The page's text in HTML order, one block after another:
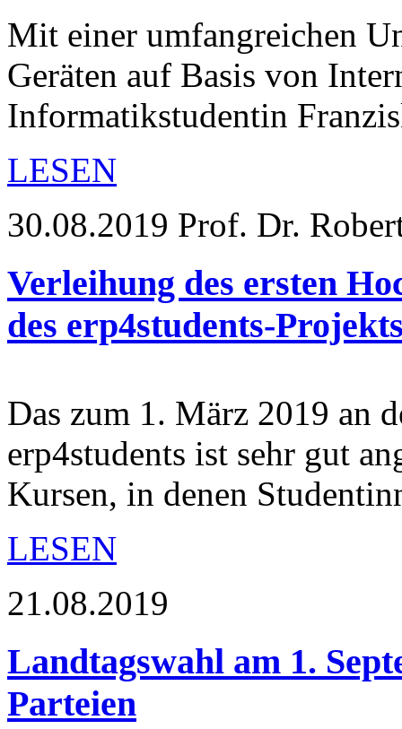
Mit einer umfangreichen
Geräten auf Basis von
Informatikstudentin
LESEN
30.08.2019 Prof. Dr.
Verleihung des ersten
des erp4students-
Das zum 1. März 2019 an
erp4students ist sehr gut
Kursen, in denen
LESEN
21.08.2019
Landtagswahl am 1.
Parteien